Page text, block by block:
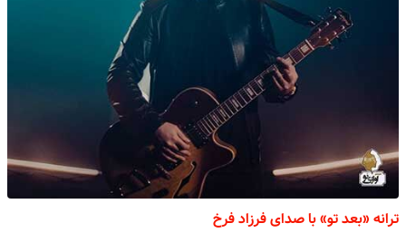
ترانه «بعد تو» با صدای فرزاد فرخ